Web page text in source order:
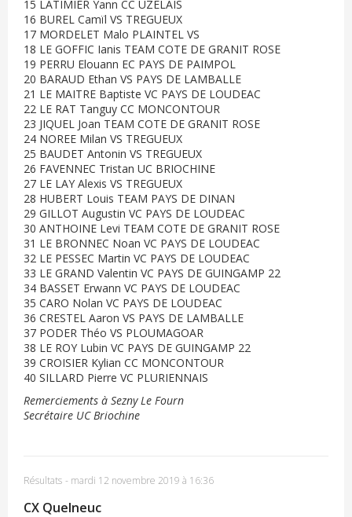
15 LATIMIER Yann CC UZELAIS
16 BUREL Camïl VS TREGUEUX
17 MORDELET Malo PLAINTEL VS
18 LE GOFFIC Ianis TEAM COTE DE GRANIT ROSE
19 PERRU Elouann EC PAYS DE PAIMPOL
20 BARAUD Ethan VS PAYS DE LAMBALLE
21 LE MAITRE Baptiste VC PAYS DE LOUDEAC
22 LE RAT Tanguy CC MONCONTOUR
23 JIQUEL Joan TEAM COTE DE GRANIT ROSE
24 NOREE Milan VS TREGUEUX
25 BAUDET Antonin VS TREGUEUX
26 FAVENNEC Tristan UC BRIOCHINE
27 LE LAY Alexis VS TREGUEUX
28 HUBERT Louis TEAM PAYS DE DINAN
29 GILLOT Augustin VC PAYS DE LOUDEAC
30 ANTHOINE Levi TEAM COTE DE GRANIT ROSE
31 LE BRONNEC Noan VC PAYS DE LOUDEAC
32 LE PESSEC Martin VC PAYS DE LOUDEAC
33 LE GRAND Valentin VC PAYS DE GUINGAMP 22
34 BASSET Erwann VC PAYS DE LOUDEAC
35 CARO Nolan VC PAYS DE LOUDEAC
36 CRESTEL Aaron VS PAYS DE LAMBALLE
37 PODER Théo VS PLOUMAGOAR
38 LE ROY Lubin VC PAYS DE GUINGAMP 22
39 CROISIER Kylian CC MONCONTOUR
40 SILLARD Pierre VC PLURIENNAIS
Remerciements à Sezny Le Fourn
Secrétaire UC Briochine
Résultats - mardi 12 novembre 2019 à 16:36
CX Quelneuc